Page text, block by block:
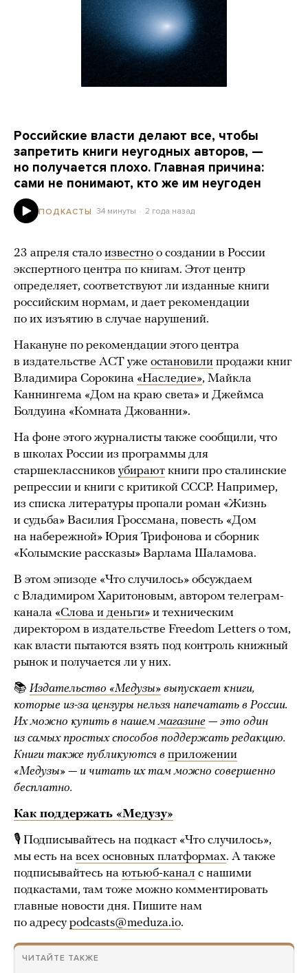
Российские власти делают все, чтобы
запретить книги неугодных авторов, —
но получается плохо. Главная причина:
сами не понимают, кто же им неугоден
ПОДКАСТЫ 34 минуты 2 года назад
23 апреля стало известно о создании в России
экспертного центра по книгам. Этот центр
определяет, соответствуют ли изданные книги
российским нормам, и дает рекомендации
по их изъятию в случае нарушений.
Накануне по рекомендации этого центра
в издательстве АСТ уже остановили продажи книг
Владимира Сорокина «Наследие», Майкла
Каннингема «Дом на краю света» и Джеймса
Болдуина «Комната Джованни».
На фоне этого журналисты также сообщили, что
в школах России из программы для
старшеклассников убирают книги про сталинские
репрессии и книги с критикой СССР. Например,
из списка литературы пропали роман «Жизнь
и судьба» Василия Гроссмана, повесть «Дом
на набережной» Юрия Трифонова и сборник
«Колымские рассказы» Варлама Шаламова.
В этом эпизоде «Что случилось» обсуждаем
с Владимиром Харитоновым, автором телеграм-
канала «Слова и деньги» и техническим
директором в издательстве Freedom Letters о том,
как власти пытаются взять под контроль книжный
рынок и получается ли у них.
📚 Издательство «Медузы» выпускает книги,
которые из-за цензуры нельзя напечатать в России.
Их можно купить в нашеммагазине — это один
из самых простых способов поддержать редакцию.
Книги также публикуются в приложении
«Медузы» — и читать их там можно совершенно
бесплатно.
Как поддержать «Медузу»
🎙 Подписывайтесь на подкаст «Что случилось»,
мы есть на всех основных платформах. А также
подписывайтесь на ютьюб-канал с нашими
подкастами, там тоже можно комментировать
главные новости дня. Пишите нам
по адресуpodcasts@meduza.io.
ЧИТАЙТЕ ТАКЖЕ